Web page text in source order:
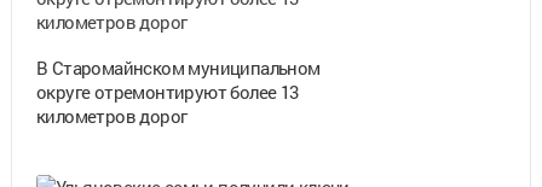
В Старомайнском муниципальном
округе отремонтируют более 13
километров дорог